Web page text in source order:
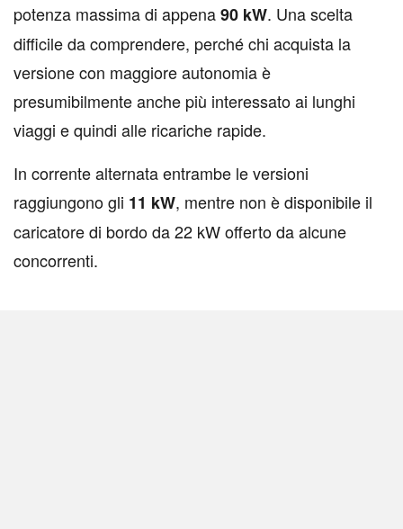
potenza massima di appena90 kW. Una scelta
difficile da comprendere, perché chi acquista la
versione con maggiore autonomia è
presumibilmente anche più interessato ai lunghi
viaggi e quindi alle ricariche rapide.
In corrente alternata entrambe le versioni
raggiungono gli 11 kW, mentre non è disponibile il
caricatore di bordo da 22 kW offerto da alcune
concorrenti.